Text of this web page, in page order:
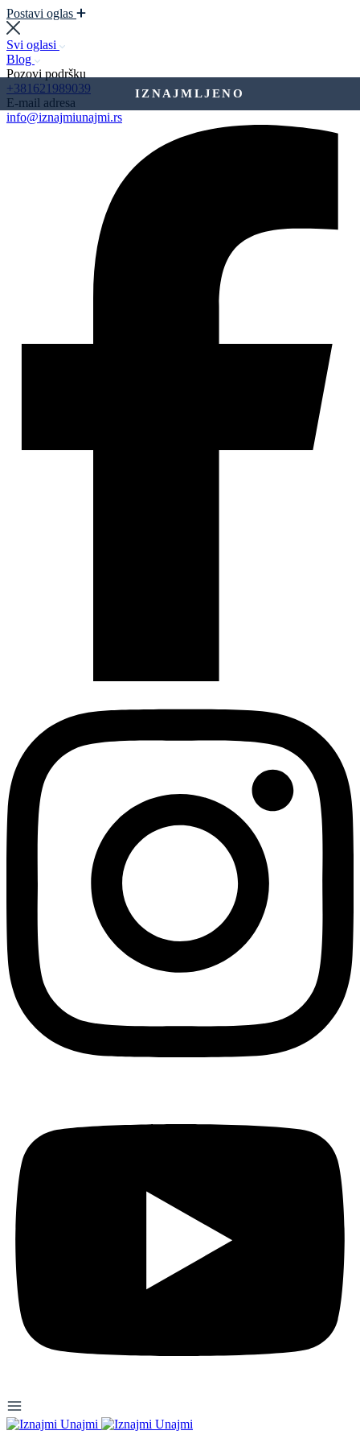
Postavi oglas
Svi oglasi
Blog
Pozovi podršku
+381621989039
E-mail adresa
info@iznajmiunajmi.rs
IZNAJMLJENO